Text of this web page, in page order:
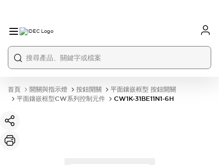
首頁 開關與指示燈 按鈕開關
平面鑲嵌框型 按鈕開關
平面鑲嵌框型CW系列控制元件
CW1K-31BE11N1-6H